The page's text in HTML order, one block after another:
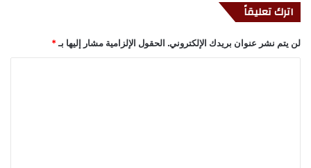
اترك تعليقاً
لن يتم نشر عنوان بريدك الإلكتروني. الحقول الإلزامية مشار إليها بـ *